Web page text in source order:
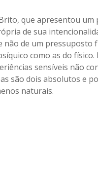
que apresentou
de sua
não de um pressuposto
como as do físico.
sensíveis não
são dois absolutos e
naturais.